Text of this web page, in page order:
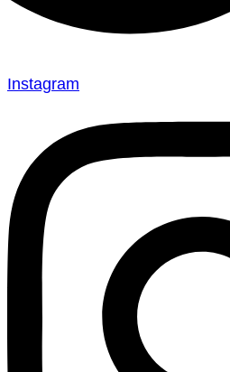
Instagram